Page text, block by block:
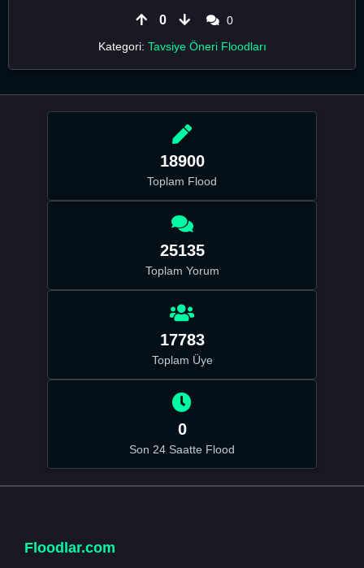
0
0
Kategori: Tavsiye Öneri Floodları
18900
Toplam Flood
25135
Toplam Yorum
17783
Toplam Üye
0
Son 24 Saatte Flood
Floodlar.com